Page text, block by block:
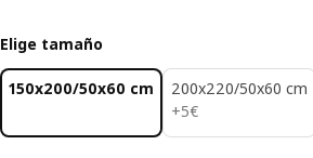
Elige tamaño
150x200/50x60 cm
200x220/50x60 cm
+5€
5€